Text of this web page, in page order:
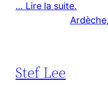
… Lire la suite.
Ardèche,
Stef Lee